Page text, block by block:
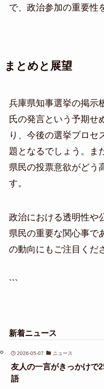
で、政治参加の重要性
まとめと展望
兵庫県知事選挙の掲示
氏の発言という予期せ
り、今後の選挙プロセ
題となるでしょう。ま
県民の投票意欲がどう
す。
政治における透明性や
県民の重要な関心事で
の動向にもご注目くだ
```
新着ニュース
2026-05-07 ニュース
友人の一言がきっかけで
語